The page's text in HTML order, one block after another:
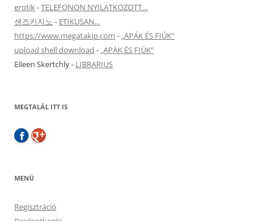
erotik-TELEFONON NYILATKOZOTT…
샌즈카지노 - ETIKUSAN…
https://www.megatakip.com - „APÁK ÉS FIÚK”
upload shell download - „APÁK ÉS FIÚK”
Eileen Skertchly- LIBRARIUS
MEGTALÁL ITT IS
MENÜ
Regisztráció